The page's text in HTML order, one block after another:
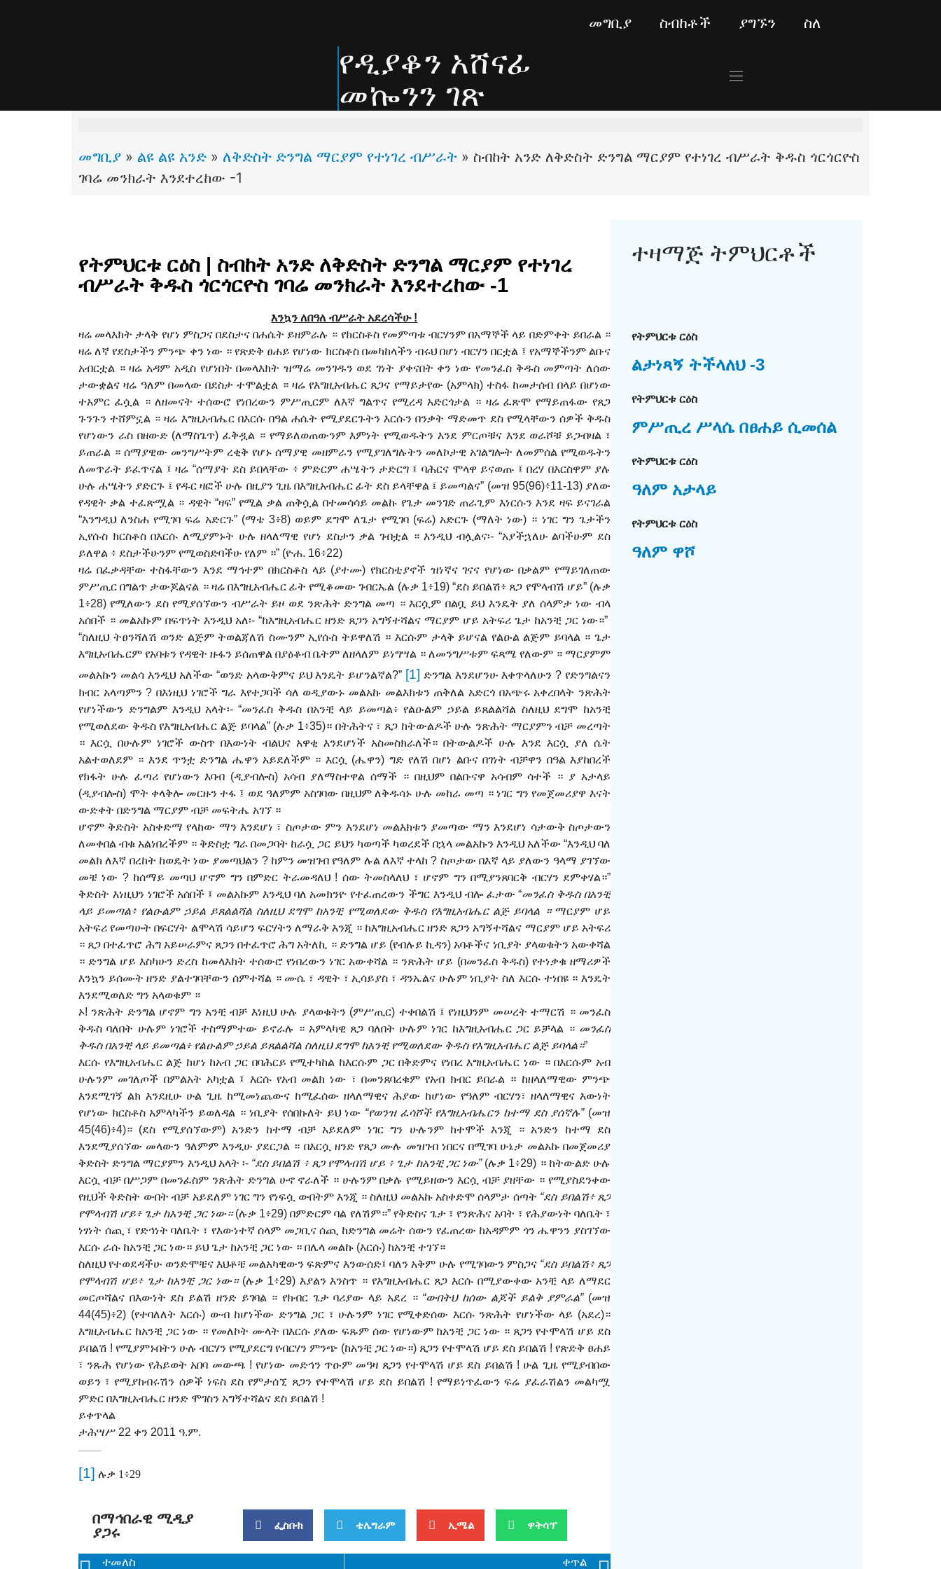
መግቢያ ስብከቶች ያግኙን ስለ
የዲያቆን አሸናፊ
መኰንን ገጽ
መግቢያ » ልዩ ልዩ አንድ » ለቅድስት ድንግል ማርያም የተነገረ ብሥራት » ስብከት አንድ ለቅድስት ድንግል ማርያም የተነገረ ብሥራት ቅዱስ ጎርጎርዮስ
ገባሬ መንክራት እንደተረከው -1
የትምህርቱ ርዕስ | ስብከት አንድ ለቅድስት ድንግል ማርያም የተነገረ
ብሥራት ቅዱስ ጎርጎርዮስ ገባሬ መንክራት እንደተረከው -1
እንኳን ለበዓለ ብሥራት አደረሳችሁ !
ዛሬ መላእክት ታላቅ የሆነ ምስጋና በደስታና በሐሴት ይዘምራሉ ። የክርስቶስ የመምጣቱ ብርሃንም በአማኞች ላይ በድምቀት ይበራል ።
ዛሬ ለኛ የደስታችን ምንጭ ቀን ነው ። የጽድቅ ፀሐይ የሆነው ክርስቶስ በመካከላችን ብሩህ በሆነ ብርሃን በርቷል ፤ የአማኞችንም ልቡና
አብርቷል ። ዛሬ አዳም አዲስ የሆነበት በመላእክት ዝማሬ መንገዱን ወደ ገነት ያቀናበት ቀን ነው የመንፈስ ቅዱስ መምጣት ለሰው
ታውቋልና ዛሬ ዓለም በመላው በደስታ ተሞልቷል ። ዛሬ የእግዚአብሔር ጸጋና የማይታየው (አምላክ) ተስፋ ከመታሰብ በላይ በሆነው
ተአምር ፈሷል ። ለዘመናት ተሰውሮ የነበረውን ምሥጢርም ለእኛ ግልጥና የሚረዳ አድርጎታል ። ዛሬ ፈጽሞ የማይጠፋው የጸጋ
ጉንጉን ተሸምኗል ። ዛሬ እግዚአብሔር በእርሱ በዓል ሐሴት የሚያደርጉትን እርሱን በንቃት ማድመጥ ደስ የሚላቸውን ሰዎች ቅዱስ
የሆነውን ራስ በዘውድ (ለማስጌጥ) ፈቅዷል ። የማይለወጠውንም እምነት የሚወዱትን እንደ ምርጦቹና እንደ ወራሾቹ ይጋብዛል ፣
ይጠራል ። ሰማያዊው መንግሥትም ረቂቅ የሆኑ ሰማያዊ መዘምራን የሚያገለግሉትን መለኮታዊ አገልግሎት ለመምሰል የሚወዱትን
ለመጥራት ይፈጥናል ፤ዛሬ “ሰማያት ደስ ይበላቸው ፥ ምድርም ሐሤትን ታድርግ ፤ ባሕርና ሞላዋ ይናወጡ ፤ በረሃ በእርስዋም ያሉ
ሁሉ ሐሤትን ያድርጉ ፤ የዱር ዛፎች ሁሉ በዚያን ጊዜ በእግዚአብሔር ፊት ደስ ይላቸዋል ፤ ይመጣልና” (መዝ 95(96)፥11-13) ያለው
የዳዊት ቃል ተፈጽሟል ። ዳዊት “ዛፍ” የሚል ቃል ጠቅሷል በተመሳሳይ መልኩ የጌታ መንገድ ጠራጊም እነርሱን እንደ ዛፍ ይናገራል
“እንግዲህ ለንስሐ የሚገባ ፍሬ አድርጉ” (ማቴ 3፥8) ወይም ደግሞ ለጌታ የሚገባ (ፍሬ) አድርጉ (ማለት ነው) ። ነገር ግን ጌታችን
ኢየሱስ ክርስቶስ በእርሱ ለሚያምኑት ሁሉ ዘላለማዊ የሆነ ደስታን ቃል ገብቷል ። እንዲህ ብሏልና፡- “አያችኋለሁ ልባችሁም ደስ
ይለዋል ፥ ደስታችሁንም የሚወስድባችሁ የለም ።” (ዮሐ. 16፥22)
ዛሬ በፈቃዳቸው ተስፋቸውን እንደ ማኅተም በክርስቶስ ላይ (ያተሙ) የክርስቲያኖች ዝነኛና ገናና የሆነው በቃልም የማይገለጠው
ምሥጢር በግልጥ ታውጆልናል ። ዛሬ በእግዚአብሔር ፊት የሚቆመው ገብርኤል (ሉቃ 1፥19) “ደስ ይበልሽ፥ ጸጋ የሞላብሽ ሆይ” (ሉቃ
1፥28) የሚለውን ደስ የሚያሰኘውን ብሥራት ይዞ ወደ ንጽሕት ድንግል መጣ ። እርሷም በልቧ ይህ እንዴት ያለ ሰላምታ ነው ብላ
አሰበች ። መልአኩም በፍጥነት እንዲህ አለ፡- “ከእግዚአብሔር ዘንድ ጸጋን አግኝተሻልና ማርያም ሆይ አትፍሪ ጌታ ከአንቺ ጋር ነው።”
“ስለዚህ ትፀንሻለሽ ወንድ ልጅም ትወልጃለሽ ስሙንም ኢየሱስ ትይዋለሽ ። እርሱም ታላቅ ይሆናል የልዑል ልጅም ይባላል ። ጌታ
እግዚአብሔርም የአባቱን የዳዊት ዙፋን ይሰጠዋል በያዕቆብ ቤትም ለዘላለም ይነግሣል ። ለመንግሥቱም ፍጻሜ የለውም ። ማርያምም
መልአኩን መልሳ እንዲህ አለችው “ወንድ አላውቅምና ይህ እንዴት ይሆንልኛል?” [1] ድንግል እንደሆንሁ እቀጥላለሁን ? የድንግልናን
ክብር አላጣምን ? በእነዚህ ነገሮች ግራ እየተጋባች ሳለ ወዲያውኑ መልአኩ መልእክቱን ጠቅለል አድርጎ በአጭሩ አቀረበላት ንጽሕት
የሆነችውን ድንግልም እንዲህ አላት፡-“መንፈስ ቅዱስ በአንቺ ላይ ይመጣል፥ የልዑልም ኃይል ይጸልልሻል ስለዚህ ደግሞ ከአንቺ
የሚወለደው ቅዱስ የእግዚአብሔር ልጅ ይባላል” (ሉቃ 1፥35)። በትሕትና ፣ ጸጋ ከትውልዶች ሁሉ ንጽሕት ማርያምን ብቻ መረጣት
። እርሷ በሁሉም ነገሮች ውስጥ በእውነት ብልህና አዋቂ እንደሆነች አስመስክራለች። በትውልዶች ሁሉ እንደ እርሷ ያለ ሴት
አልተወለደም ። እንደ ጥንቷ ድንግል ሔዋን አይደለችም ። እርሷ (ሔዋን) ግድ የለሽ በሆነ ልቡና በገነት ብቻዋን በዓል እያከበረች
የክፋት ሁሉ ፈጣሪ የሆነውን እባብ (ዲያብሎስ) አሳብ ያለማስተዋል ሰማች ። በዚህም በልቡናዋ አሳብም ሳተች ። ያ አታላይ
(ዲያብሎስ) ሞት ቀላቅሎ መርዙን ተፋ ፤ ወደ ዓለምም አስገባው በዚህም ለቅዱሳኑ ሁሉ መከራ መጣ ። ነገር ግን የመጀመሪያዋ እናት
ውድቀት በድንግል ማርያም ብቻ መፍትሔ አገኘ ።
ሆኖም ቅድስት አስቀድማ የላከው ማን እንደሆነ ፣ ስጦታው ምን እንደሆነ መልእክቱን ያመጣው ማን እንደሆነ ሳታውቅ ስጦታውን
ለመቀበል ብቁ አልነበረችም ። ቅድስቷ ግራ በመጋባት ከራሷ ጋር ይህን ካወጣች ካወረደች በኋላ መልአኩን እንዲህ አለችው “እንዲህ ባለ
መልክ ለእኛ በረከት ከወዴት ነው ያመጣህልን ? ከምን መዝገብ የዓለም ሉል ለእኛ ተላከ ? ስጦታው በእኛ ላይ ያለውን ዓላማ ያገኘው
መቼ ነው ? ከሰማይ መጣህ ሆኖም ግን በምድር ትራመዳለህ ! ሰው ትመስላለህ ፣ ሆኖም ግን በሚያንጸባርቅ ብርሃን ደምቀሃል።”
ቅድስት እነዚህን ነገሮች አሰበች ፤ መልአኩም እንዲህ ባለ አመክንዮ የተፈጠረውን ችግር እንዲህ ብሎ ፈታው “መንፈስ ቅዱስ በአንቺ
ላይ ይመጣል፥ የልዑልም ኃይል ይጸልልሻል ስለዚህ ደግሞ ከአንቺ የሚወለደው ቅዱስ የእግዚአብሔር ልጅ ይባላል ።ማርያም ሆይ
አትፍሪ የመጣሁት በፍርሃት ልሞላሽ ሳይሆን ፍርሃትን ለማራቅ እንጂ ። ከእግዚአብሔር ዘንድ ጸጋን አግኝተሻልና ማርያም ሆይ አትፍሪ
። ጸጋ በተፈጥሮ ሕግ አይሠራምና ጸጋን በተፈጥሮሕግ አትለኪ ። ድንግል ሆይ (የብሉይ ኪዳን) አባቶችና ነቢያት ያላወቁትን አውቀሻል
። ድንግል ሆይ እስካሁን ድረስ ከመላእክት ተሰውሮ የነበረውን ነገር አውቀሻል ። ንጽሕት ሆይ (በመንፈስ ቅዱስ) የተነቃቁ ዘማሪዎች
እንኳን ይሰሙት ዘንድ ያልተገባቸውን ሰምተሻል ። ሙሴ ፣ ዳዊት ፣ ኢሳይያስ ፣ ዳንኤልና ሁሉም ነቢያት ስለ እርሱ ተነበዩ ። እንዴት
እንደሚወለድ ግን አላወቁም ።
ኦ! ንጽሕት ድንግል ሆኖም ግን አንቺ ብቻ እነዚህ ሁሉ ያላወቁትን (ምሥጢር) ተቀበልሽ ፤የነዚህንም መሠረት ተማርሽ ። መንፈስ
ቅዱስ ባለበት ሁሉም ነገሮች ተስማምተው ይኖራሉ ። አምላካዊ ጸጋ ባለበት ሁሉም ነገር ከእግዚአብሔር ጋር ይቻላል ። መንፈስ
ቅዱስ በአንቺ ላይ ይመጣል፥ የልዑልም ኃይል ይጸልልሻል ስለዚህ ደግሞ ከአንቺ የሚወለደው ቅዱስ የእግዚአብሔር ልጅ ይባላል።”
እርሱ የእግዚአብሔር ልጅ ከሆነ ከአብ ጋር በባሕርይ የሚተካከል ከእርሱም ጋር በቅድምና የነበረ እግዚአብሔር ነው ። በእርሱም አብ
ሁሉንም መገለጦች በምልአት አካቷል ፤ እርሱ የአብ መልክ ነው ፣በመንጸባረቁም የአብ ክብር ይበራል ። ከዘላለማዊው ምንጭ
እንደሚገኝ ልክ እንደዚሁ ሁል ጊዜ ከሚመነጨውና ከሚፈሰው ዘላለማዊና ሕያው ከሆነው የዓለም ብርሃን፣ ዘላለማዊና እውነት
የሆነው ክርስቶስ አምላካችን ይወለዳል ። ነቢያት የሰበኩለት ይህ ነው “የወንዝ ፈሳሾች የእግዚአብሔርን ከተማ ደስ ያሰኛሉ”(መዝ
45(46)፥4)። (ደስ የሚያሰኘውም) አንድን ከተማ ብቻ አይደለም ነገር ግን ሁሉንም ከተሞች እንጂ ። አንድን ከተማ ደስ
እንደሚያሰኘው መላውን ዓለምም እንዲሁ ያደርጋል ። በእርሷ ዘንድ የጸጋ ሙሉ መዝገብ ነበርና በሚገባ ሁኔታ መልአኩ በመጀመሪያ
ቅድስት ድንግል ማርያምን እንዲህ አላት ፡- “ደስ ይበልሽ ፥ ጸጋ የሞላብሽ ሆይ ፥ ጌታ ከአንቺ ጋር ነው”(ሉቃ 1፥29) ። ከትውልድ ሁሉ
እርሷ ብቻ በሥጋም በመንፈስም ንጽሕት ድንግል ሁኖ ኖራለች ። ሁሉንም በቃሉ የሚይዘውን እርሷ ብቻ ያዘቸው ። የሚያስደንቀው
የዚህች ቅድስት ውበት ብቻ አይደለም ነገር ግን የነፍሷ ውበትም እንጂ ። ስለዚህ መልአኩ አስቀድሞ ሰላምታ ሰጣት “ደስ ይበልሽ፥ ጸጋ
የሞላብሽ ሆይ፥ ጌታ ከአንቺ ጋር ነው።(ሉቃ 1፥29) በምድርም ባል የለሽም።” የቅድስና ጌታ ፣ የንጽሕና አባት ፣ የሕያውነት ባለቤት ፣
ነፃነት ሰጪ ፣ የድኅነት ባለቤት ፣ የእውነተኛ ሰላም መጋቢና ሰጪ ከድንግል መሬት ሰውን የፈጠረው ከአዳምም ጎን ሔዋንን ያስገኘው
እርሱ ራሱ ከአንቺ ጋር ነው። ይህ ጌታ ከአንቺ ጋር ነው ። በሌላ መልኩ (እርሱ) ከአንቺ ተገኘ።
ስለዚህ የተወደዳችሁ ወንድሞቼና እህቶቼ መልአካዊውንፍጽምና እንውሰድ፤ባለን አቅም ሁሉ የሚገባውን ምስጋና “ደስ ይበልሽ፥ ጸጋ
የሞላብሽ ሆይ፥ ጌታ ከአንቺ ጋር ነው።(ሉቃ 1፥29) እያልን እንስጥ ። የእግዚአብሔር ጸጋ እርሱ በሚያውቀው አንቺ ላይ ለማደር
መርጦሻልና በእውነት ደስ ይልሽ ዘንድ ይገባል ። የክብር ጌታ ባሪያው ላይ አደረ ። “ውበትህ ከሰው ልጆች ይልቅ ያምራል”(መዝ
44(45)፥2) (የተባለለት እርሱ) ውብ ከሆነችው ድንግል ጋር ፣ ሁሉንም ነገር የሚቀድሰው እርሱ ንጽሕት የሆነችው ላይ (አደረ)።
እግዚአብሔር ከአንቺ ጋር ነው ። የመለኮት ሙላት በእርሱ ያለው ፍጹም ሰው የሆነውም ከአንቺ ጋር ነው ። ጸጋን የተሞላሽ ሆይ ደስ
ይበልሽ ! የሚያምኑበትን ሁሉ ብርሃን የሚያደርግ የብርሃን ምንጭ (ከአንቺ ጋር ነው።) ጸጋን የተሞላሽ ሆይ ደስ ይበልሽ ! የጽድቅ ፀሐይ
፣ ንጹሕ የሆነው የሕይወት አበባ መውጫ ! የሆነው መድኅን ጥዑም መዓዛ ጸጋን የተሞላሽ ሆይ ደስ ይበልሽ ! ሁል ጊዜ የሚያብበው
ወይን ፣ የሚያከብሩሽን ሰዎች ነፍስ ደስ የምታሰኚ ጸጋን የተሞላሽ ሆይ ደስ ይበልሽ !የማይነጥፈውን ፍሬ ያፈራሽልን መልካሟ
ምድር በእግዚአብሔር ዘንድ ሞገስን አግኝተሻልና ደስ ይበልሽ !
ይቀጥላል
ታሕሣሥ 22 ቀን 2011 ዓ.ም.
[1] ሉቃ 1፥29
በማኅበራዊ ሚዲያ
ያጋሩ
ፌስቡክ ቴሌግራም ኢሜል ዋትሳፕ
ተመለስ ቀጥል
ተዛማጅ ትምህርቶች
የትምህርቱ ርዕስ
ልታነጻኝ ትችላለህ -3
የትምህርቱ ርዕስ
ምሥጢረ ሥላሴ በፀሐይ ሲመሰል
የትምህርቱ ርዕስ
ዓለም አታላይ
የትምህርቱ ርዕስ
ዓለም ዋሾ